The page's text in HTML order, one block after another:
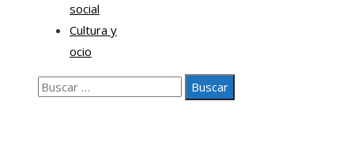
social
Cultura y
ocio
Buscar: